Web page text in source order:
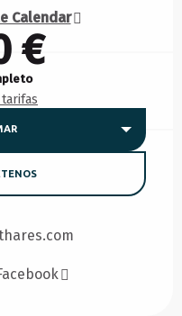
Calendar
€